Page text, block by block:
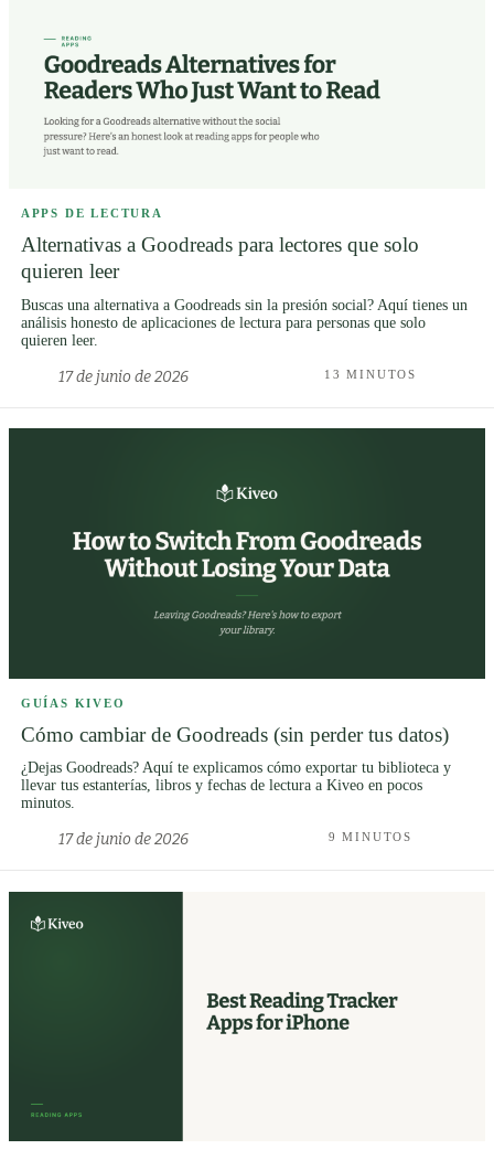
APPS DE LECTURA
Alternativas a Goodreads para lectores que solo
quieren leer
Buscas una alternativa a Goodreads sin la presión social? Aquí tienes un
análisis honesto de aplicaciones de lectura para personas que solo
quieren leer.
17 de junio de 2026 13 MINUTOS
GUÍAS KIVEO
Cómo cambiar de Goodreads (sin perder tus datos)
¿Dejas Goodreads? Aquí te explicamos cómo exportar tu biblioteca y
llevar tus estanterías, libros y fechas de lectura a Kiveo en pocos
minutos.
17 de junio de 2026 9 MINUTOS